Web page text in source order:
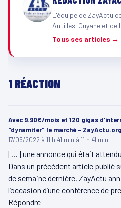
L'équipe de ZayActu
Antilles-Guyane et de
Tous ses articles →
1 RÉACTION
Avec 9.90€/mois et 120 gigas
"dynamiter" le marché - ZayActu.org
17/05/2022 à 11 h 41 min à 11 h 41 min
[…] une annonce qui était
Dans un précédent article publié
de semaine dernière, ZayActu
l’occasion d’une conférence de
Répondre